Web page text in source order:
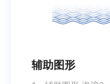
辅助图形